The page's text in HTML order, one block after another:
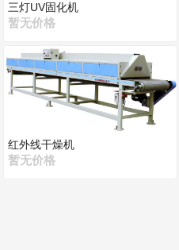
三灯UV固化机
暂无价格
红外线干燥机
暂无价格